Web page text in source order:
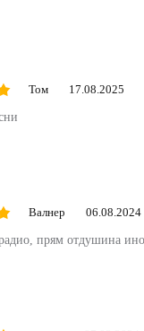
Том 17.08.2025
Валнер 06.08.2024
прям отдушина